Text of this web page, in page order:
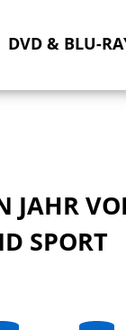
DVD & BLU-
JAHR
SPORT